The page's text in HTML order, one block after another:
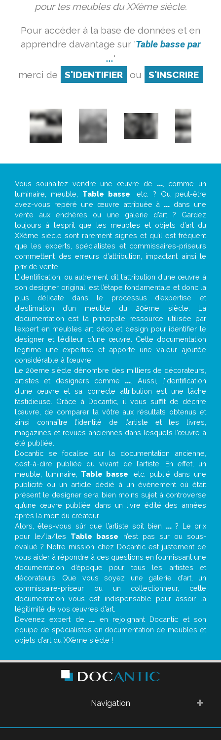
pour les meubles du XXème siècle.
Pour accéder à la base de données et en
apprendre davantage sur 'Table basse par
...'
merci de
S'IDENTIFIER ou S'INSCRIRE
Vous souhaitez vendre une œuvre de ..., comme un
luminaire, meuble, Table basse , etc. ? Ou peut-être
avez-vous repéré une œuvre attribuée à ... dans une
vente aux enchères ou une galerie d’art ? Gardez
toujours à l’esprit que les meubles et objets d’art du
XXème siècle sont rarement signés et qu’il est fréquent
que les experts, spécialistes et commissaires-priseurs
commettent des erreurs d’attribution, impactant ainsi le
prix de vente.
L’identification, ou autrement dit l’attribution d’une œuvre à
son designer original, est l’étape fondamentale et donc la
plus délicate dans le processus d’expertise et
d’estimation d’un meuble du 20ème siècle. La
documentation est la principale ressource utilisée par
l’expert en meubles art déco et design pour identifier le
designer et l’éditeur d’une œuvre. Cette documentation
légitime une expertise et apporte une valeur ajoutée
considérable à l’œuvre.
Le 20eme siècle dénombre des milliers de décorateurs,
artistes et designers comme ... . Aussi, l’identification
d’une œuvre et sa correcte attribution est une tâche
fastidieuse. Grâce à Docantic, il vous suffit de décrire
l’œuvre, de comparer la vôtre aux résultats obtenus et
ainsi connaître l’identité de l’artiste et les livres,
magazines et revues anciennes dans lesquels l’œuvre a
été publiée.
Docantic se focalise sur la documentation ancienne,
c’est-à-dire publiée du vivant de l’artiste. En effet, un
meuble, luminaire, Table basse , etc. publié dans une
publicité ou un article dédié à un évènement où était
présent le designer sera bien moins sujet à controverse
qu’une œuvre publiée dans un livre édité des années
après la mort du créateur.
Alors, êtes-vous sûr que l’artiste soit bien ...? Le prix
pour le/la/les Table basse n’est pas sur ou sous-
évalué ? Notre mission chez Docantic est justement de
vous aider à répondre à ces questions en fournissant une
documentation d’époque pour tous les artistes et
décorateurs. Que vous soyez une galerie d’art, un
commissaire-priseur ou un collectionneur, cette
documentation vous est indispensable pour assoir la
légitimité de vos œuvres d’art.
Devenez expert de ... en rejoignant Docantic et son
équipe de spécialistes en documentation de meubles et
objets d’art du XXème siècle !
Navigation